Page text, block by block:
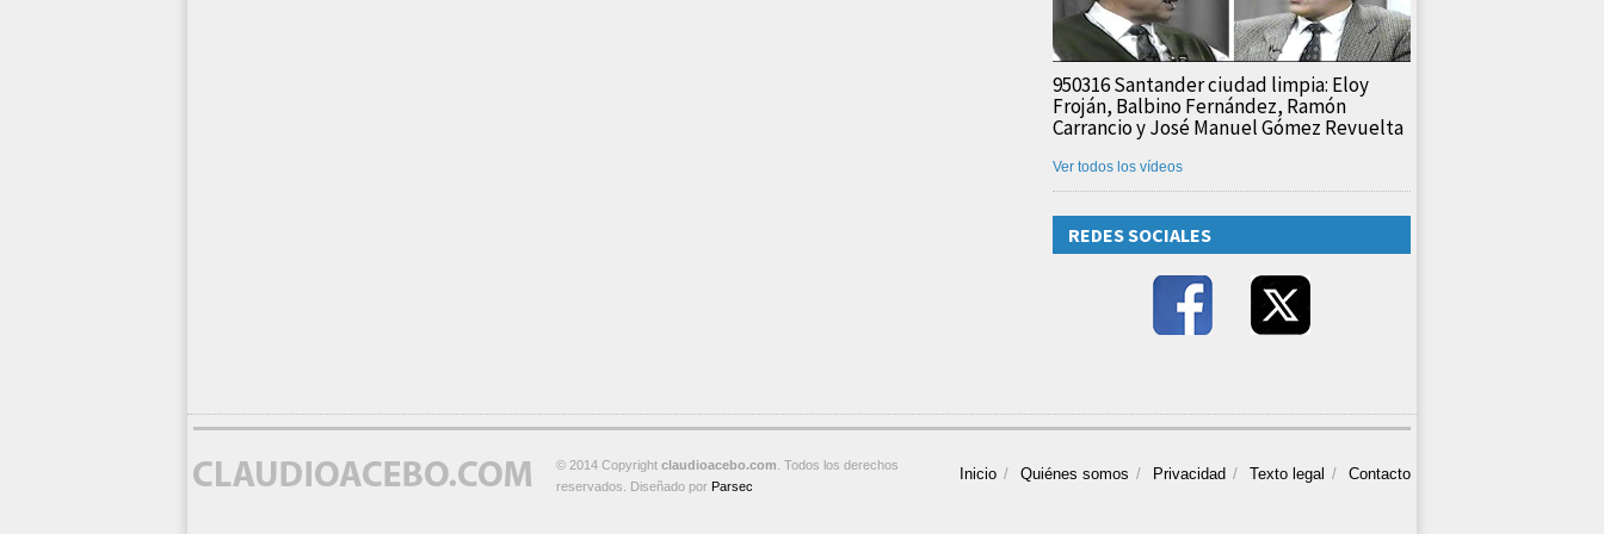
950316 Santander ciudad limpia: Eloy
Froján, Balbino Fernández, Ramón
Carrancio y José Manuel Gómez Revuelta
Ver todos los vídeos
REDES SOCIALES
Inicio Quiénes somos Privacidad Texto legal Contacto
© 2014 Copyright claudioacebo.com . Todos los derechos
reservados. Diseñado por Parsec